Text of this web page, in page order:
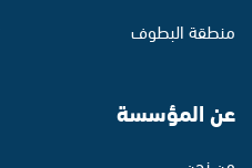
منطقة البطوف
عن المؤسسة